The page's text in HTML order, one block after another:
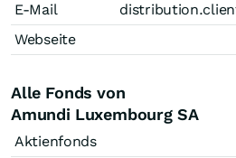
E-Mail
Webseite
Alle Fonds von
Amundi Luxembourg SA
Aktienfonds